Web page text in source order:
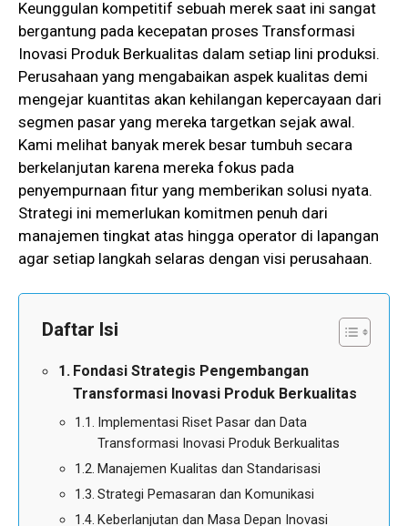
Keunggulan kompetitif sebuah merek saat ini sangat
bergantung pada kecepatan proses Transformasi
Inovasi Produk Berkualitas dalam setiap lini produksi.
Perusahaan yang mengabaikan aspek kualitas demi
mengejar kuantitas akan kehilangan kepercayaan dari
segmen pasar yang mereka targetkan sejak awal.
Kami melihat banyak merek besar tumbuh secara
berkelanjutan karena mereka fokus pada
penyempurnaan fitur yang memberikan solusi nyata.
Strategi ini memerlukan komitmen penuh dari
manajemen tingkat atas hingga operator di lapangan
agar setiap langkah selaras dengan visi perusahaan.
Daftar Isi
Fondasi Strategis Pengembangan
Transformasi Inovasi Produk Berkualitas
Implementasi Riset Pasar dan Data
Transformasi Inovasi Produk Berkualitas
Manajemen Kualitas dan Standarisasi
Strategi Pemasaran dan Komunikasi
Keberlanjutan dan Masa Depan Inovasi